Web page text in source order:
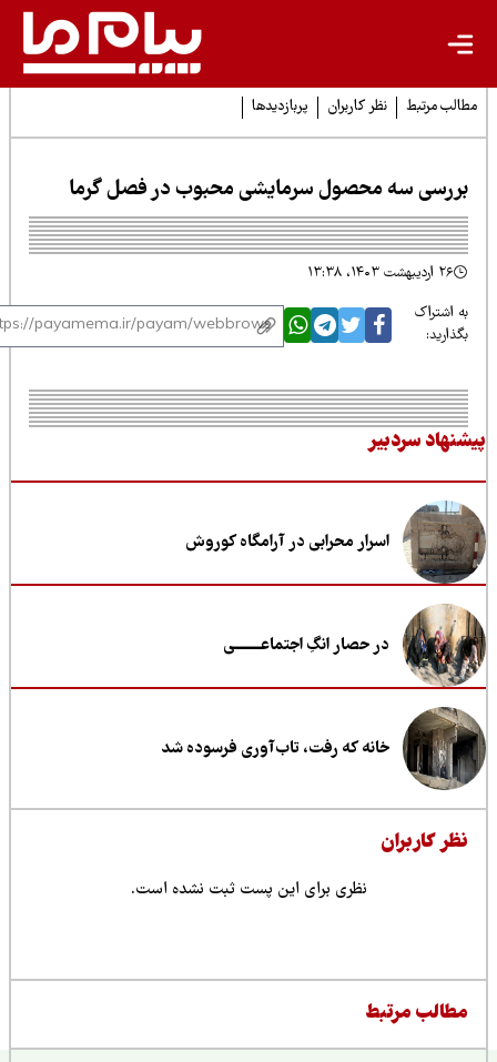
مرتبط نظر کاربران پربازدیدها
سه محصول سرمایشی محبوب در فصل گرما
اشتراک
سردبیر
اسرار محرابی در آرامگاه کوروش
در حصار انگِ اجتماعــــــــی
خانه که رفت، تاب‌آوری فرسوده شد
کاربران
نظری برای این پست ثبت نشده است.
مرتبط